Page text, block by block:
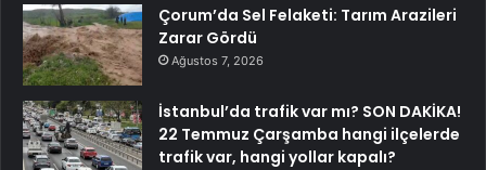
Çorum’da Sel Felaketi: Tarım Arazileri
Zarar Gördü
Ağustos 7, 2026
İstanbul’da trafik var mı? SON DAKİKA!
22 Temmuz Çarşamba hangi ilçelerde
trafik var, hangi yollar kapalı?